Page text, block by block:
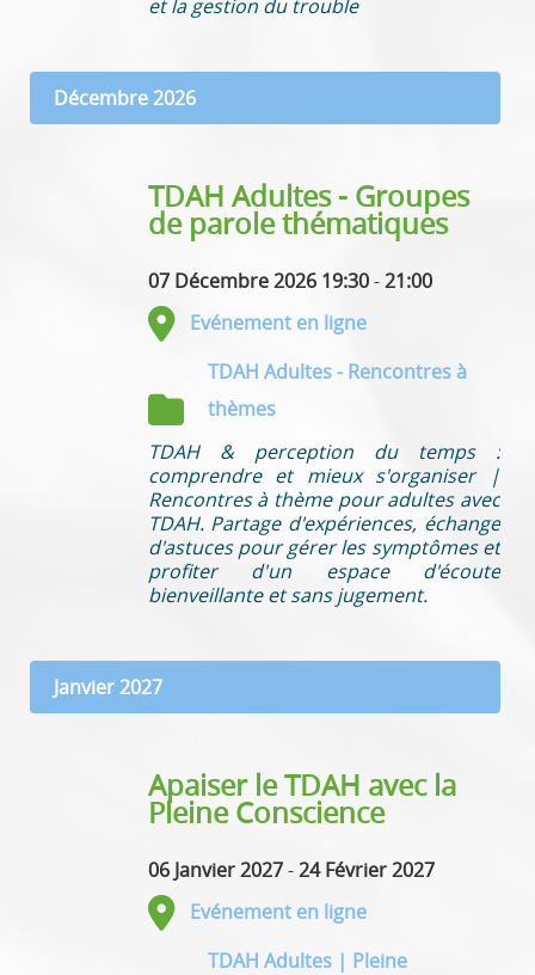
et la gestion du trouble
Décembre 2026
TDAH Adultes - Groupes
de parole thématiques
07 Décembre 2026 19:30 -21:00
Evénement en ligne
TDAH Adultes - Rencontres à
thèmes
TDAH & perception du temps :
comprendre et mieux s'organiser |
Rencontres à thème pour adultes avec
TDAH. Partage d'expériences, échange
d'astuces pour gérer les symptômes et
profiter d'un espace d'écoute
bienveillante et sans jugement.
Janvier 2027
Apaiser le TDAH avec la
Pleine Conscience
06 Janvier 2027 -24 Février 2027
Evénement en ligne
TDAH Adultes | Pleine